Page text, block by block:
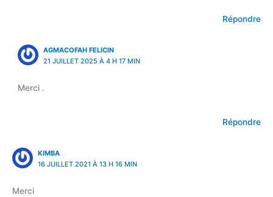
Répondre
AGMACOFAH FELICIN
21 JUILLET 2025 À 4 H 17 MIN
Merci .
Répondre
KIMBA
16 JUILLET 2021 À 13 H 16 MIN
Merci